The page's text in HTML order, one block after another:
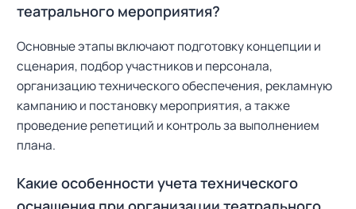
театрального мероприятия?
Основные этапы включают подготовку концепции и
сценария, подбор участников и персонала,
организацию технического обеспечения, рекламную
кампанию и постановку мероприятия, а также
проведение репетиций и контроль за выполнением
плана.
Какие особенности учета технического